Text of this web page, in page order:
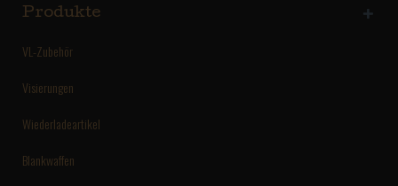
Produkte
VL-Zubehör
Visierungen
Wiederladeartikel
Blankwaffen